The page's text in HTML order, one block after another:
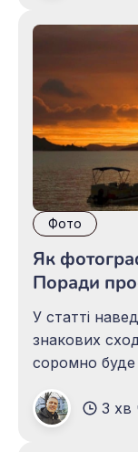
Фото
Як
Поради
У статті
знакових
соромно буде
3 хв